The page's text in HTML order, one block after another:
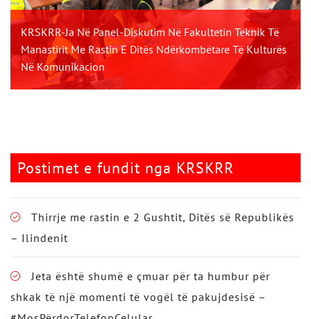
KRSKRR-Ja Në Panel-Diskutim Në Fakultetin Teknik Të
Manastirit Me Rastin E Ditës Ndërkombëtare Të Kulturës
Në Komunikacion
Postimet e fundit nga KRSKRR
Thirrje me rastin e 2 Gushtit, Ditës së Republikës
– Ilindenit
Jeta është shumë e çmuar për ta humbur për
shkak të një momenti të vogël të pakujdesisë –